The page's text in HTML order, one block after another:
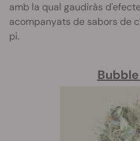
amb la qual gaudiràs
acompanyats de sabors de
pi.